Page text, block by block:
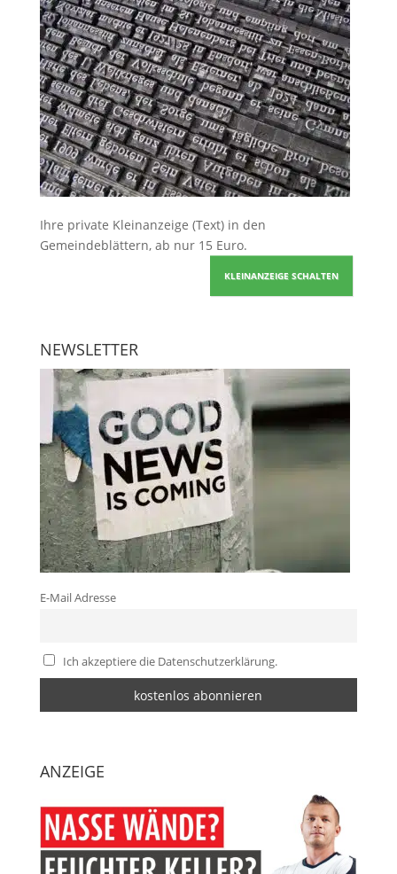
Ihre private Kleinanzeige (Text) in den
Gemeindeblättern, ab nur 15 Euro.
KLEINANZEIGE SCHALTEN
NEWSLETTER
E-Mail Adresse
Ich akzeptiere die Datenschutzerklärung.
ANZEIGE